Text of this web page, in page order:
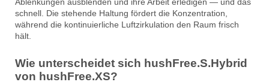
schnell. Die stehende Haltung fördert die Konzentration,
während die kontinuierliche Luftzirkulation den Raum frisch
hält.
Wie unterscheidet sich hushFree.S.Hybrid
von hushFree.XS?